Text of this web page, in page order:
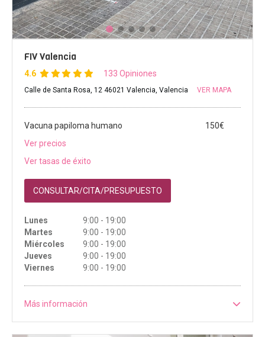
FIV Valencia
4.6 133 Opiniones
Calle de Santa Rosa, 12 46021 Valencia, Valencia VER MAPA
Vacuna papiloma humano
150€
Ver precios
Ver tasas de éxito
CONSULTAR/CITA/PRESUPUESTO
Lunes
9:00 - 19:00
Martes
9:00 - 19:00
Miércoles
9:00 - 19:00
Jueves
9:00 - 19:00
Viernes
9:00 - 19:00
Más información